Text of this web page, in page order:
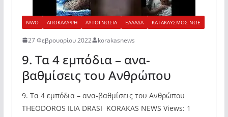
NWO ΑΠΟΚΑΛΥΨΗ ΑΥΤΟΓΝΩΣΙΑ ΕΛΛΑΔΑ ΚΑΤΑΚΛΥΣΜΟΣ ΝΩΕ
27 Φεβρουαρίου 2022 korakasnews
9. Τα 4 εμπόδια – ανα-
βαθμίσεις του Ανθρώπου
9. Τα 4 εμπόδια – ανα-βαθμίσεις του Ανθρώπου
THEODOROS ILIA DRASI KORAKAS NEWS Views: 1